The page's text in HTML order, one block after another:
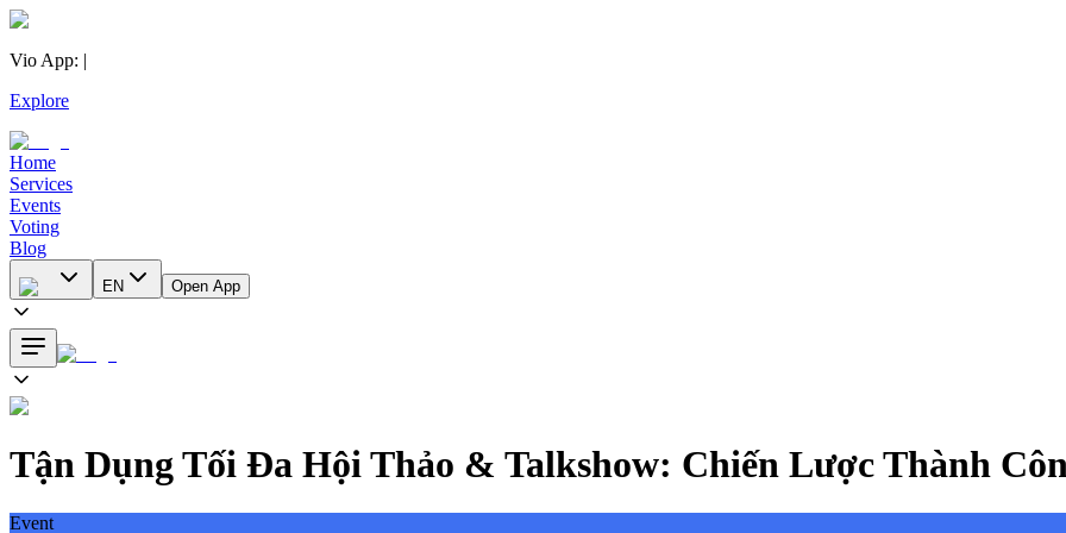
Vio App: |
Explore
Home
Services
Events
Voting
Blog
EN Open App
Tận Dụng Tối Đa Hội Thảo & Talkshow: Chiến Lược Thành
Event